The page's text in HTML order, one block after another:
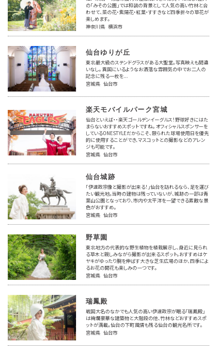
の「みその公園」では和装の背景として人気の高い竹林と合
わせて、菜の花・紫陽花・紅葉・すすきなど四季折々の草花が
楽しめます。
神奈川県 横浜市
仙台ゆりが丘
東北最大級のステンドグラスがある大聖堂。写真映えも間違
いなし。 異国にいるようなお洒落な雰囲気の中でお二人の
記念に残る一枚を...
宮城県 仙台市
楽天モバイルパーク宮城
仙台といえば・・楽天ゴールデンイーグルス！野球好きにはた
まらないおすすめスポットですね。 オフィシャルスポンサーを
しているONESTYLEだからこそ、限られた球場使用日を優先
的に使用することができ、マスコットとの撮影などのアレン
ジも可能です。
宮城県 仙台市
仙台城跡
「伊達政宗像と撮影が出来る！」仙台を訪れるなら、足を運び
たい観光地。当時の建物は残っていないが、城跡の一部は青
葉山公園となっており、市内や太平洋を一望できる素敵な景
色がおすすめ。
宮城県 仙台市
野草園
東北地方の代表的な野生植物を植栽展示し、身近に見られ
る草木と親しみながら撮影が出来るスポット。おすすめはケ
ヤキがゆったり腕を伸ばす大きな芝生広場のほか、四季によ
るお花の開花も楽しみの一つです。
宮城県 仙台市
瑞鳳殿
戦国大名のなかでも人気の高い伊達政宗が眠る「瑞鳳殿」
は絢爛豪華な建築物と大階段の他、竹林などおすすめスポ
ットが満載。仙台の下町風情も残る仙台の観光名所です。
宮城県 仙台市